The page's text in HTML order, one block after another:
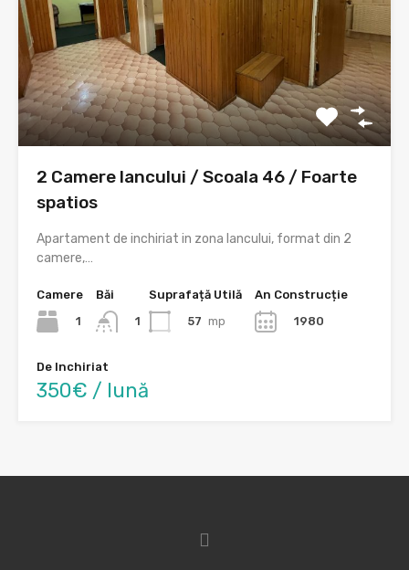
2 Camere Iancului / Scoala 46 / Foarte
spatios
Apartament de inchiriat in zona Iancului, format din 2
camere,…
Camere
1
Băi
1
Suprafață Utilă
57 mp
An Construcție
1980
De Inchiriat
350€ / lună